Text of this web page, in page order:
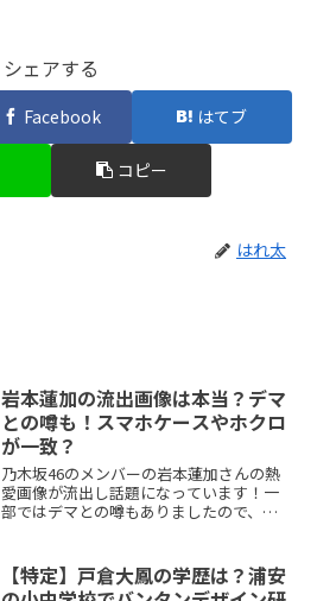
シェアする
Facebook はてブ
コピー
はれ太
岩本蓮加の流出画像は本当？デマ
との噂も！スマホケースやホクロ
が一致？
乃木坂46のメンバーの岩本蓮加さんの熱
愛画像が流出し話題になっています！一
部ではデマとの噂もありましたので、今
思います。是非最後までご覧ください。
岩本蓮加の流出画像は本...
【特定】戸倉大鳳の学歴は？浦安